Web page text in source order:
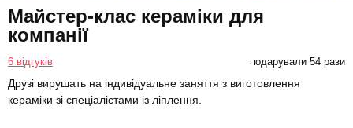
Майстер-клас кераміки для
компанії
6 відгуків подарували 54 рази
Друзі вирушать на індивідуальне заняття з виготовлення
кераміки зі спеціалістами із ліплення.